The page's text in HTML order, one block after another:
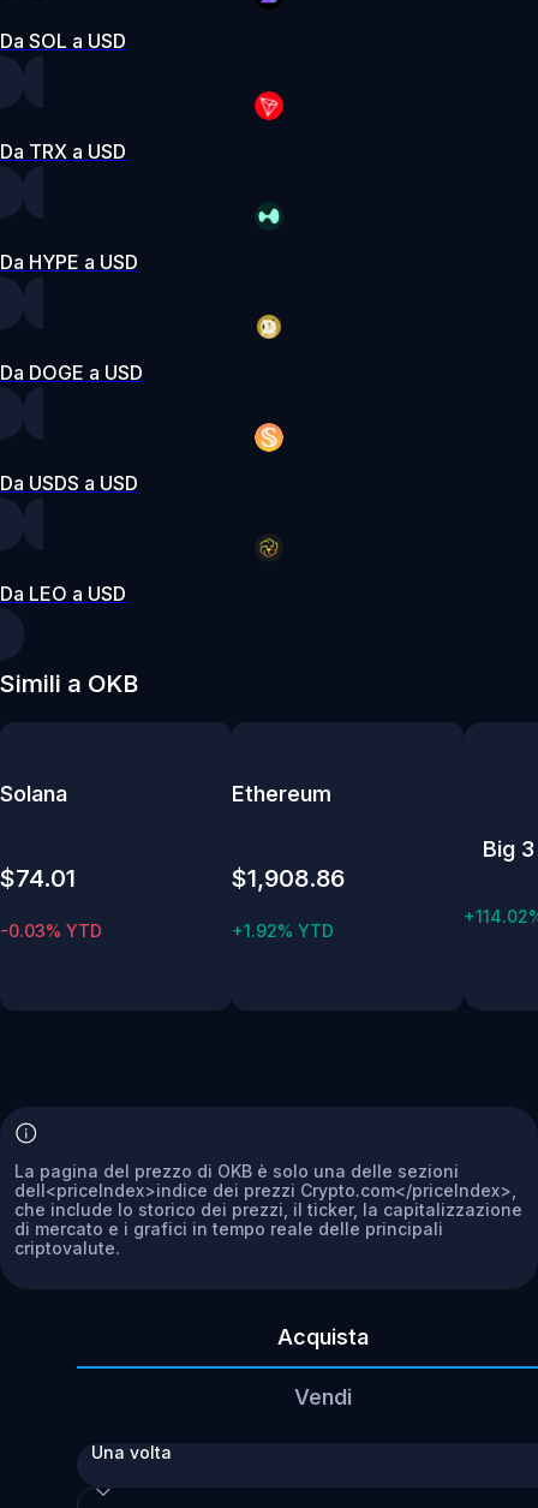
Da SOL a USD
Da TRX a USD
Da HYPE a USD
Da DOGE a USD
Da USDS a USD
Da LEO a USD
Simili a OKB
Solana
$74.01
-0.03% YTD
Ethereum
$1,908.86
+1.92% YTD
Big 3
La pagina del prezzo di OKB è solo una delle sezioni
dell<priceIndex>indice dei prezzi Crypto.com</priceIndex>,
che include lo storico dei prezzi, il ticker, la capitalizzazione
di mercato e i grafici in tempo reale delle principali
criptovalute.
Acquista
Vendi
Una volta